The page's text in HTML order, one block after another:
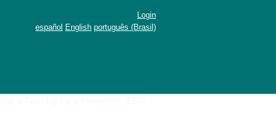
Login
español English português (Brasil)